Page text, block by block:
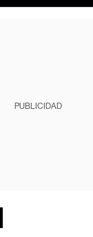
PUBLICIDAD